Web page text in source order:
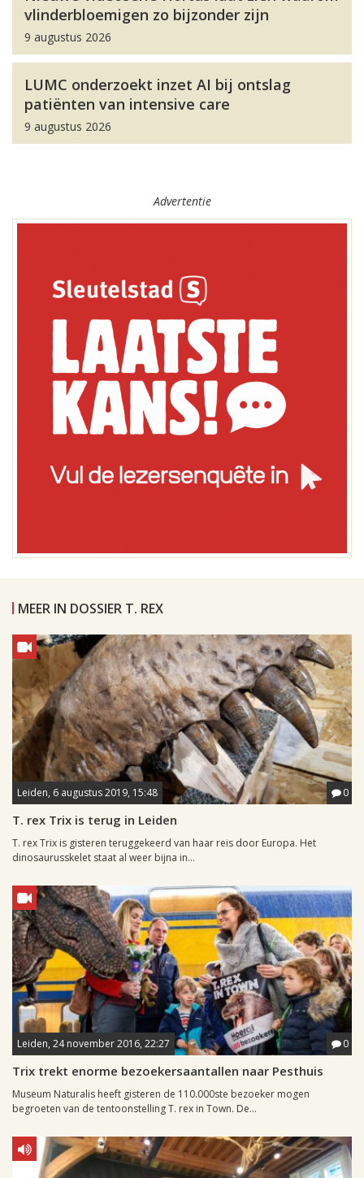
vlinderbloemigen zo bijzonder zijn
9 augustus 2026
LUMC onderzoekt inzet AI bij ontslag
patiënten van intensive care
9 augustus 2026
Advertentie
MEER IN DOSSIER T. REX
Leiden, 6 augustus 2019, 15:48 0
T. rex Trix is terug in Leiden
T. rex Trix is gisteren teruggekeerd van haar reis door Europa. Het
dinosaurusskelet staat al weer bijna in...
Leiden, 24 november 2016, 22:27 0
Trix trekt enorme bezoekersaantallen naar Pesthuis
Museum Naturalis heeft gisteren de 110.000ste bezoeker mogen
begroeten van de tentoonstelling T. rex in Town. De...